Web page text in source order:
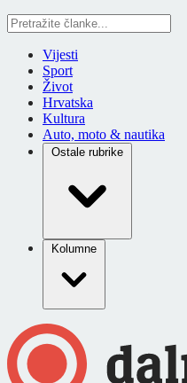
Vijesti
Sport
Život
Hrvatska
Kultura
Auto, moto & nautika
Ostale rubrike
Kolumne